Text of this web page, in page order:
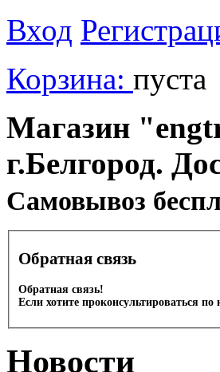
Вход
Корзина: пуста
Магазин
г.Белгород.
Cамовывоз
Обратная связь
Обратная связь!
Если хотите проконсультироваться
Новости